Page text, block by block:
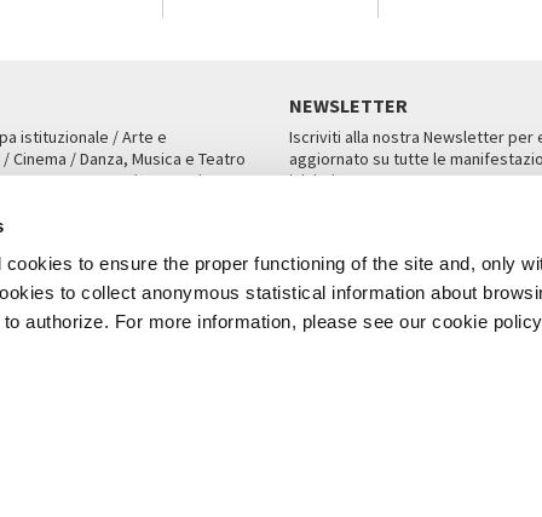
to ensure the proper functioning of the site and, only
to collect anonymous statistical information about
authorize. For more information, please see our cookie
istituzionale / Arte e
Cinema / Danza, Musica e Teatro
San Marco 1364/A, Venezia
NEWSLETTER
Iscriviti alla nostra Newsletter per
aggiornato su tutte le
iniziative.